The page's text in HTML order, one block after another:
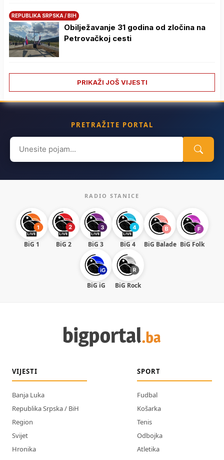
REPUBLIKA SRPSKA / BIH
Obilježavanje 31 godina od zločina na
Petrovačkoj cesti
PRIKAŽI JOŠ VIJESTI
PRETRAŽITE PORTAL
Search
for:
RADIO STANICE
BiG 1 BiG 2 BiG 3 BiG 4 BiG Balade BiG Folk
BiG iG BiG Rock
VIJESTI
Banja Luka
Republika Srpska / BiH
Region
Svijet
Hronika
SPORT
Fudbal
Košarka
Tenis
Odbojka
Atletika